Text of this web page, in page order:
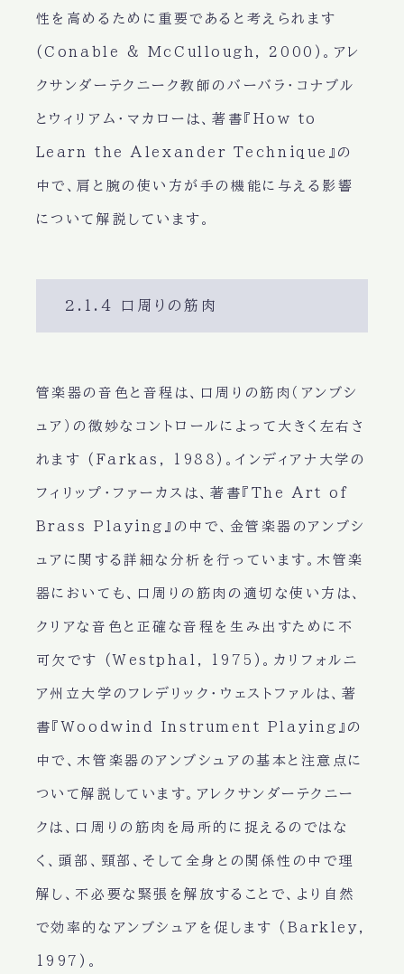
性を高めるために重要であると考えられます
(Conable & McCullough, 2000)。アレ
クサンダーテクニーク教師のバーバラ・コナブル
とウィリアム・マカローは、著書『How to
Learn the Alexander Technique』の
中で、肩と腕の使い方が手の機能に与える影響
について解説しています。
2.1.4 口周りの筋肉
管楽器の音色と音程は、口周りの筋肉（アンブシ
ュア）の微妙なコントロールによって大きく左右さ
れます (Farkas, 1988)。インディアナ大学の
フィリップ・ファーカスは、著書『The Art of
Brass Playing』の中で、金管楽器のアンブシ
ュアに関する詳細な分析を行っています。木管楽
器においても、口周りの筋肉の適切な使い方は、
クリアな音色と正確な音程を生み出すために不
可欠です (Westphal, 1975)。カリフォルニ
ア州立大学のフレデリック・ウェストファルは、著
書『Woodwind Instrument Playing』の
中で、木管楽器のアンブシュアの基本と注意点に
ついて解説しています。アレクサンダーテクニー
クは、口周りの筋肉を局所的に捉えるのではな
く、頭部、頸部、そして全身との関係性の中で理
解し、不必要な緊張を解放することで、より自然
で効率的なアンブシュアを促します (Barkley,
1997)。